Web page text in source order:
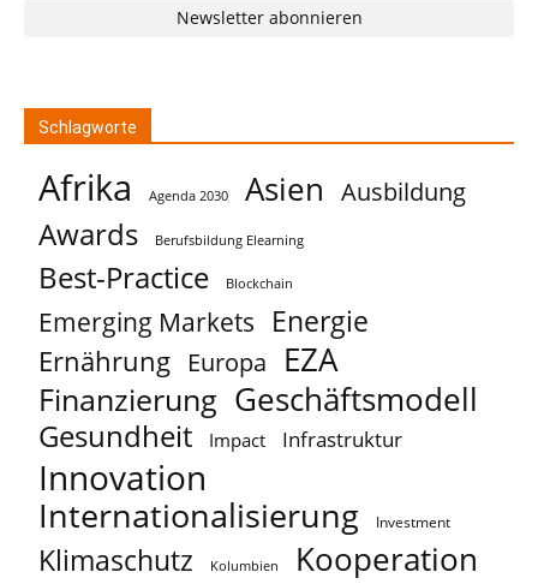
Newsletter abonnieren
Schlagworte
Afrika Agenda 2030 Asien Ausbildung
Awards Berufsbildung Elearning
Best-Practice Blockchain
Emerging Markets Energie
Ernährung Europa EZA
Finanzierung Geschäftsmodell
Gesundheit Impact Infrastruktur
Innovation
Internationalisierung Investment
Klimaschutz Kolumbien Kooperation